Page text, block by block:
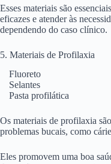
Esses materiais são
eficazes e atender às
dependendo do caso clínico.
5. Materiais de Profilaxia
Fluoreto
Selantes
Pasta profilática
Os materiais de profilaxia
problemas bucais, como
Eles promovem uma boa